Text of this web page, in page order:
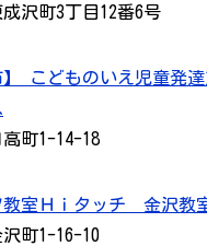
沢町3丁目12番6号
】 こどものいえ児童発
高町1-14-18
教室Ｈｉタッチ 金沢教
沢町1-16-10